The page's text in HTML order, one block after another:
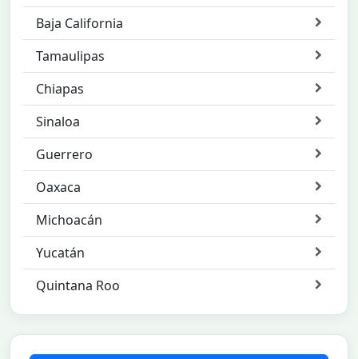
Baja California
Tamaulipas
Chiapas
Sinaloa
Guerrero
Oaxaca
Michoacán
Yucatán
Quintana Roo